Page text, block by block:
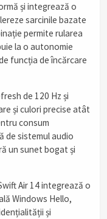
și integrează o
sarcinile bazate
permite rularea
la o autonomie
funcția de încărcare
de 120 Hz și
și culori precise atât
consum
de sistemul audio
un sunet bogat și
Air 14 integrează o
Windows Hello,
și